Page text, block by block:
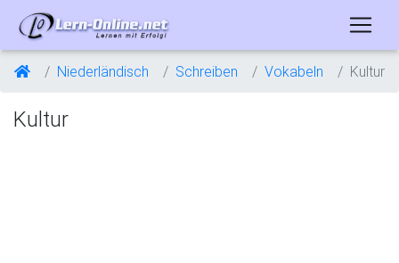
Niederländisch Schreiben Vokabeln Kultur
Kultur